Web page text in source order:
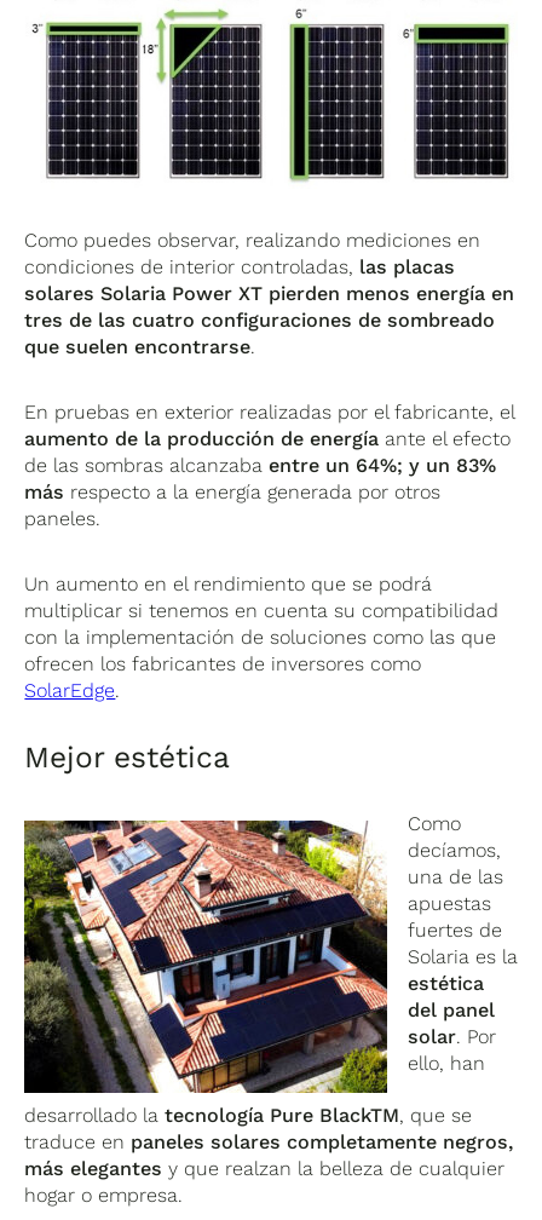
Como puedes observar, realizando mediciones en
condiciones de interior controladas, las placas
solares Solaria Power XT pierden menos energía en
tres de las cuatro configuraciones de sombreado
que suelen encontrarse.
En pruebas en exterior realizadas por el fabricante, el
aumento de la producción de energía ante el efecto
de las sombras alcanzabaentre un 64%; y un 83%
más respecto a la energía generada por otros
paneles.
Un aumento en el rendimiento que se podrá
multiplicar si tenemos en cuenta su compatibilidad
con la implementación de soluciones como las que
ofrecen los fabricantes de inversores como
SolarEdge.
Mejor estética
Como
decíamos,
una de las
apuestas
fuertes de
Solaria es la
estética
del panel
solar. Por
ello, han
desarrollado latecnología Pure BlackTM, que se
traduce en paneles solares completamente negros,
más elegantes y que realzan la belleza de cualquier
hogar o empresa.